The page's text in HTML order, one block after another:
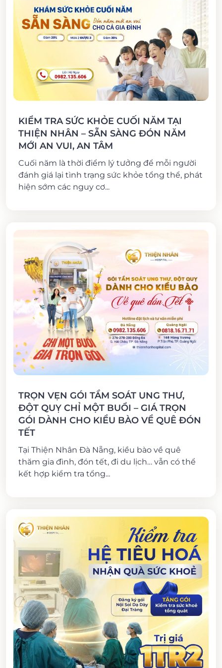
KIỂM TRA SỨC KHỎE CUỐI NĂM TẠI
THIỆN NHÂN – SẴN SÀNG ĐÓN NĂM
MỚI AN VUI, AN TÂM
Cuối năm là thời điểm lý tưởng để mỗi người
đánh giá lại tình trạng sức khỏe tổng thể, phát
hiện sớm các nguy cơ...
TRỌN VẸN GÓI TẦM SOÁT UNG THƯ,
ĐỘT QUỴ CHỈ MỘT BUỔI – GIÁ TRỌN
GÓI DÀNH CHO KIỀU BÀO VỀ QUÊ ĐÓN
TẾT
Tại Thiện Nhân Đà Nẵng, kiều bào về quê
thăm gia đình, đón tết, đi du lịch… vẫn có thể
kết hợp kiểm tra tổng...